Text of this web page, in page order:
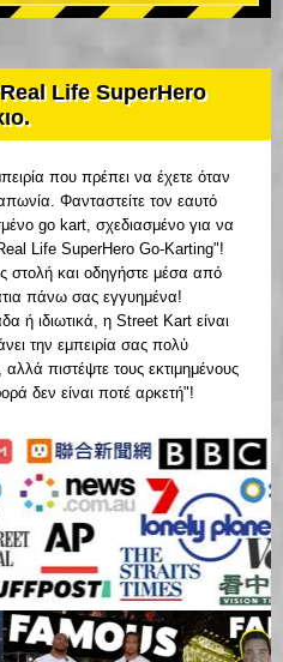
Life SuperHero
που πρέπει να έχετε όταν
Φανταστείτε τον εαυτό
go kart, σχεδιασμένο για να
Life SuperHero Go-Karting"!
στολή και οδηγήστε μέσα από
πάνω σας εγγυημένα!
ή ιδιωτικά, η Street Kart είναι
την εμπειρία σας πολύ
πιστέψτε τους εκτιμημένους
δεν είναι ποτέ αρκετή"!